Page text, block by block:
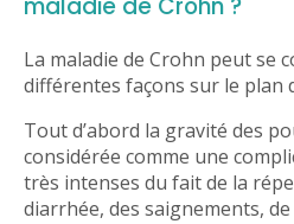
maladie de Crohn ?
La maladie de Crohn peut se
différentes façons sur le plan
Tout d’abord la gravité des
considérée comme une
très intenses du fait de la
diarrhée, des saignements,